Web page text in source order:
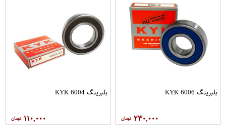
بلبرینگ 6006 KYK
۲۳۰,۰۰۰
بلبرینگ 6004 KYK
۱۱۰,۰۰۰